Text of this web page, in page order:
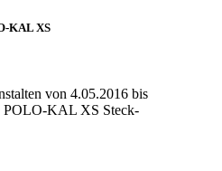
KAL XS
von 4.05.2016 bis
POLO-KAL XS Steck-